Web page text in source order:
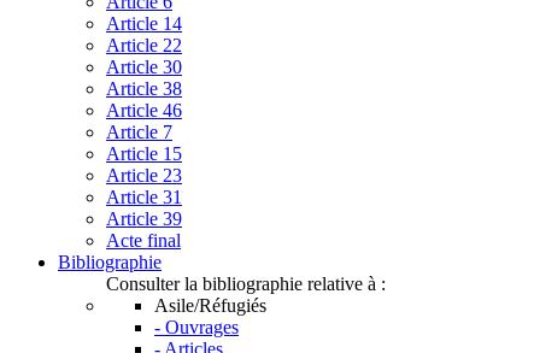
Article 14
Article 22
Article 30
Article 38
Article 46
Article 7
Article 15
Article 23
Article 31
Article 39
Acte final
Bibliographie
Consulter la bibliographie relative à :
Asile/Réfugiés
- Ouvrages
- Articles